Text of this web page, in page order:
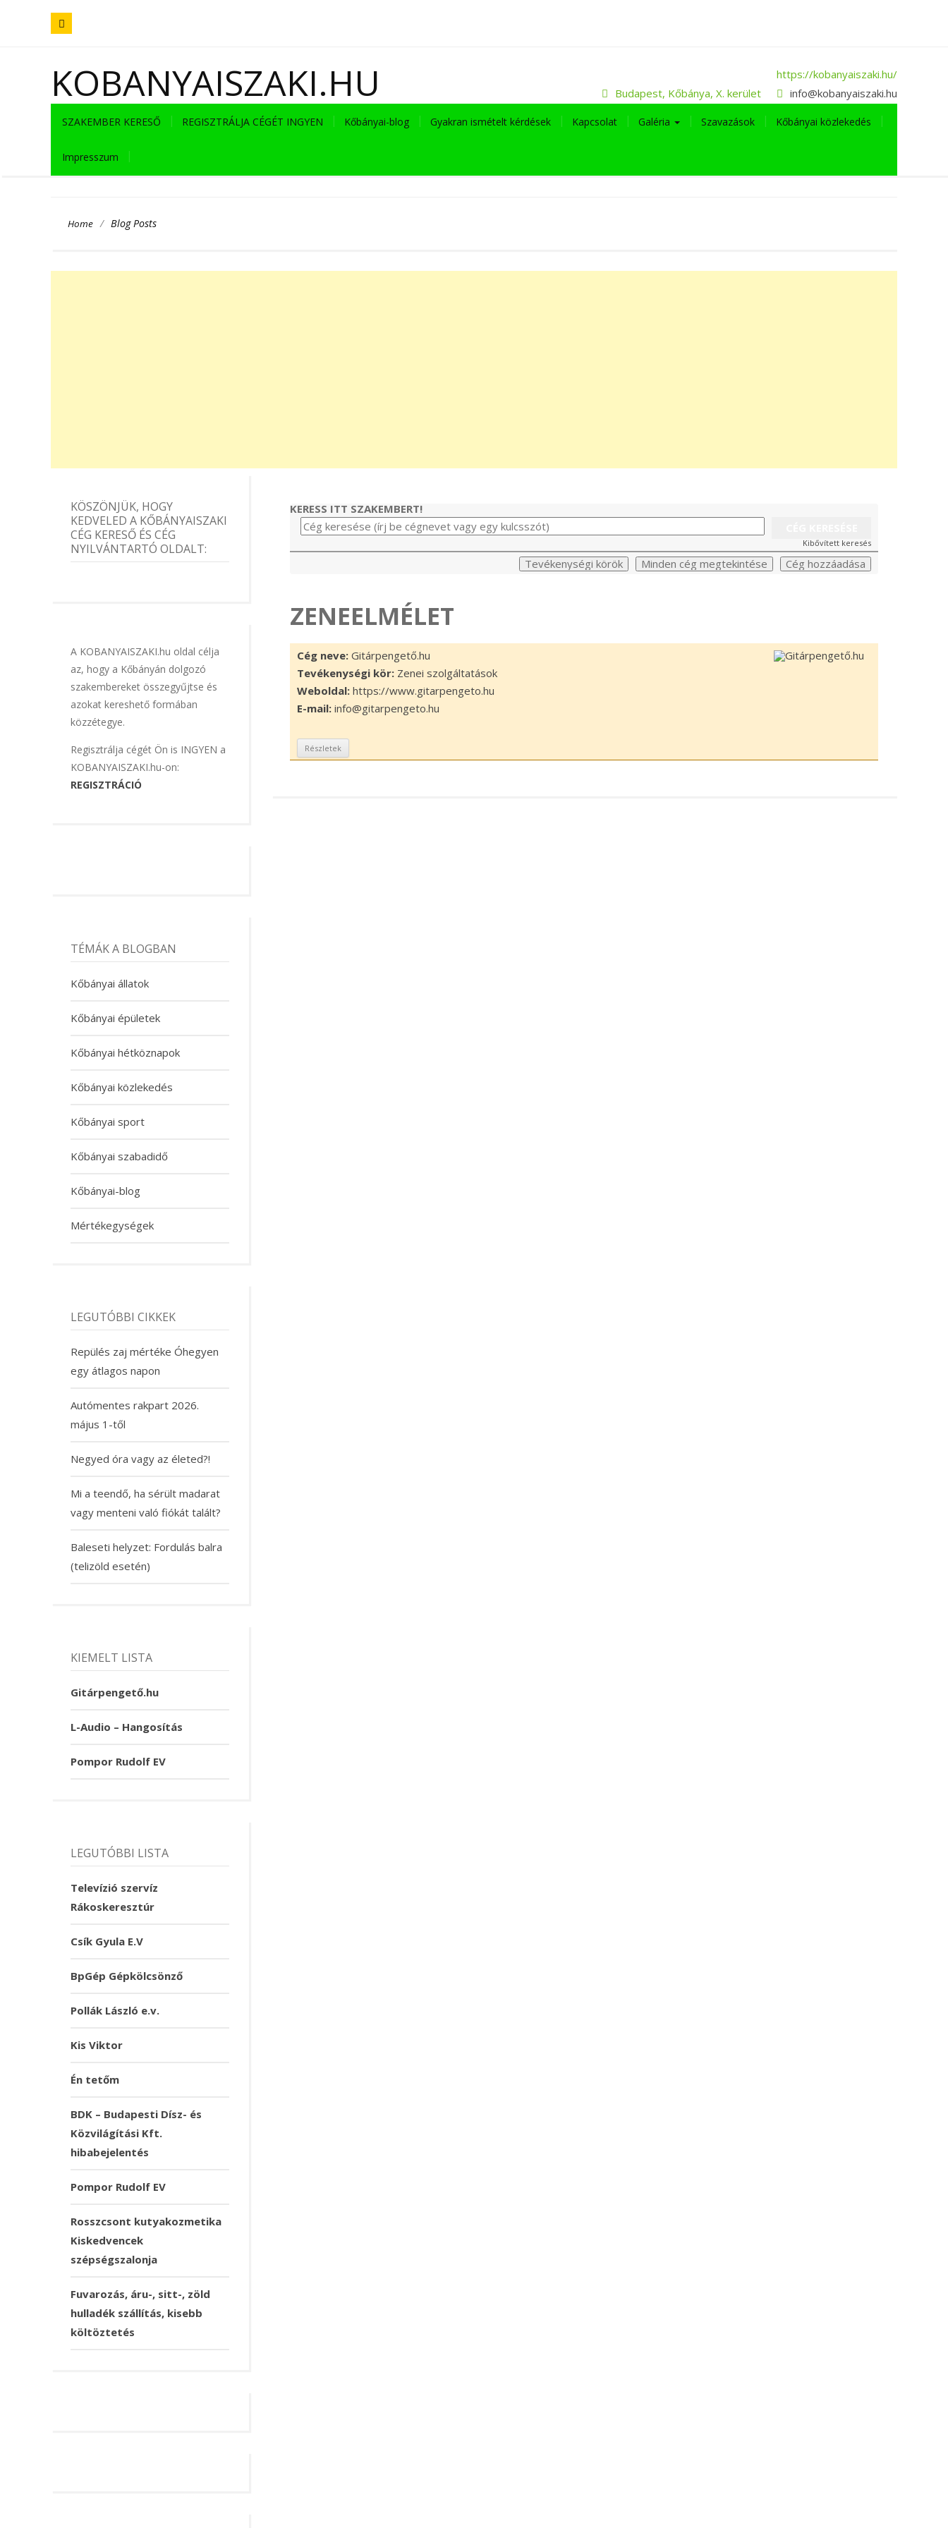
KOBANYAISZAKI.HU
https://kobanyaiszaki.hu/
Budapest, Kőbánya, X. kerület
info@kobanyaiszaki.hu
SZAKEMBER KERESŐ REGISZTRÁLJA CÉGÉT INGYEN Kőbányai-blog Gyakran ismételt kérdések Kapcsolat Galéria Szavazások Kőbányai közlekedés
Impresszum
Home / Blog Posts
KERESS ITT SZAKEMBERT!
Kibővített keresés
ZENEELMÉLET
Cég neve: Gitárpengető.hu
Tevékenységi kör: Zenei szolgáltatások
Weboldal: https://www.gitarpengeto.hu
E-mail: info@gitarpengeto.hu
Részletek
KÖSZÖNJÜK, HOGY
KEDVELED A KŐBÁNYAISZAKI
CÉG KERESŐ ÉS CÉG
NYILVÁNTARTÓ OLDALT:
A KOBANYAISZAKI.hu oldal célja
az, hogy a Kőbányán dolgozó
szakembereket összegyűjtse és
azokat kereshető formában
közzétegye.
Regisztrálja cégét Ön is INGYEN a
KOBANYAISZAKI.hu-on:
REGISZTRÁCIÓ
TÉMÁK A BLOGBAN
Kőbányai állatok
Kőbányai épületek
Kőbányai hétköznapok
Kőbányai közlekedés
Kőbányai sport
Kőbányai szabadidő
Kőbányai-blog
Mértékegységek
LEGUTÓBBI CIKKEK
Repülés zaj mértéke Óhegyen
egy átlagos napon
Autómentes rakpart 2026.
május 1-től
Negyed óra vagy az életed?!
Mi a teendő, ha sérült madarat
vagy menteni való fiókát talált?
Baleseti helyzet: Fordulás balra
(telizöld esetén)
KIEMELT LISTA
Gitárpengető.hu
L-Audio – Hangosítás
Pompor Rudolf EV
LEGUTÓBBI LISTA
Televízió szervíz
Rákoskeresztúr
Csík Gyula E.V
BpGép Gépkölcsönző
Pollák László e.v.
Kis Viktor
Én tetőm
BDK – Budapesti Dísz- és
Közvilágítási Kft.
hibabejelentés
Pompor Rudolf EV
Rosszcsont kutyakozmetika
Kiskedvencek
szépségszalonja
Fuvarozás, áru-, sitt-, zöld
hulladék szállítás, kisebb
költöztetés